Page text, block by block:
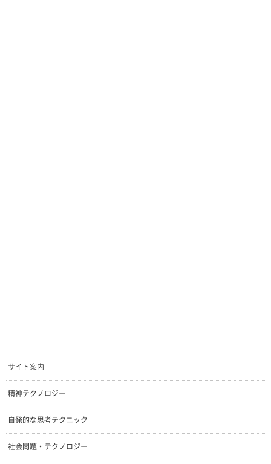
サイト案内
精神テクノロジー
自発的な思考テクニック
社会問題・テクノロジー